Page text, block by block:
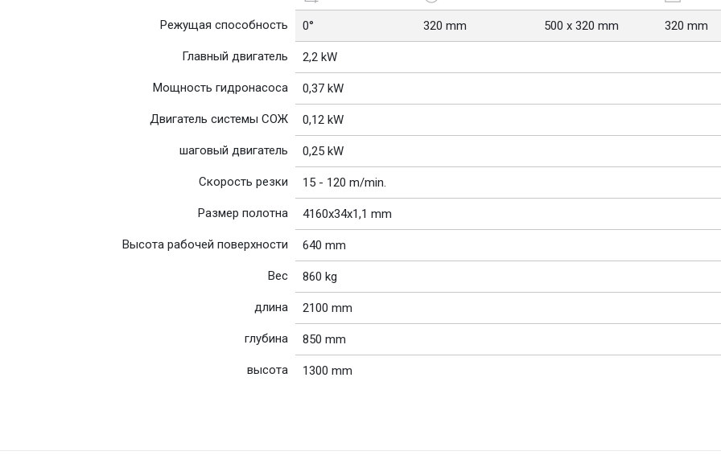
Режущая способность 0° 320 mm 500 x 320 mm 320 mm
Главный двигатель 2,2 kW
Мощность гидронасоса 0,37 kW
Двигатель системы СОЖ 0,12 kW
шаговый двигатель 0,25 kW
Скорость резки 15 - 120 m/min.
Размер полотна 4160x34x1,1 mm
Высота рабочей поверхности 640 mm
Вес 860 kg
длина 2100 mm
глубина 850 mm
высота 1300 mm